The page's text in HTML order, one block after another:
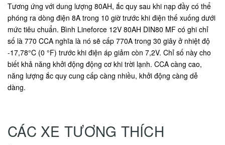
Tương ứng với dung lượng 80AH, ắc quy sau khi nạp đầy có thể
phóng ra dòng điện 8A trong 10 giờ trước khi điện thế xuống dưới
mức tiêu chuẩn. Bình Lineforce 12V 80AH DIN80 MF có ghi chỉ
số là 770 CCA nghĩa là nó sẽ cấp 770A trong 30 giây ở nhiệt độ
-17,78°C (0 °F) trước khi điện áp giảm còn 7,2V. Chỉ số này cho
biết khả năng khởi động động cơ khi trời lạnh. CCA càng cao,
năng lượng ắc quy cung cấp càng nhiều, khởi động càng dễ
dàng.
CÁC XE TƯƠNG THÍCH